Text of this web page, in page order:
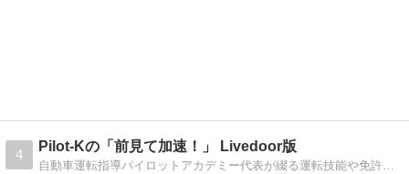
4
Pilot-Kの「前見て加速！」 Livedoor版
自動車運転指導パイロットアカデミー代表が綴る運転技能や免許取得に関するアドバイス・感想等。教習生も一般ドライバーも必見！